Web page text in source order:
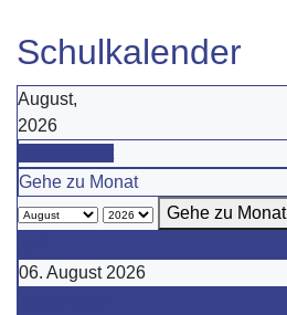
Schulkalender
August,
2026
Gehe zu Monat
Gehe zu Monat
06. August 2026